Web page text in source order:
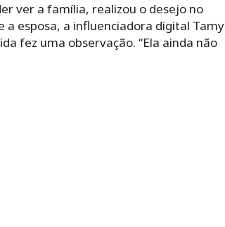
ver a família, realizou o desejo no
a esposa, a influenciadora digital Tamy
fez uma observação. “Ela ainda não